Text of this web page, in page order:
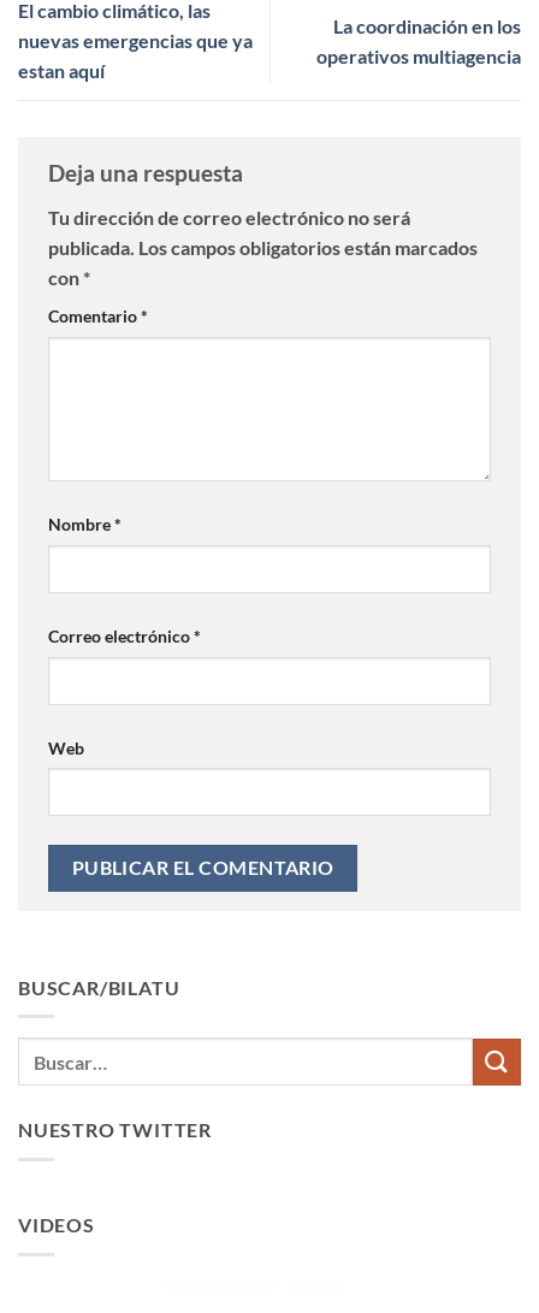
El cambio climático, las
nuevas emergencias que ya
estan aquí
La coordinación en los
operativos multiagencia
Deja una respuesta
Tu dirección de correo electrónico no será
publicada. Los campos obligatorios están marcados
con*
Comentario*
Nombre*
Correo electrónico*
Web
BUSCAR/BILATU
NUESTRO TWITTER
VIDEOS